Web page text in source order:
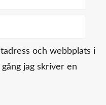
och webbplats i
jag skriver en